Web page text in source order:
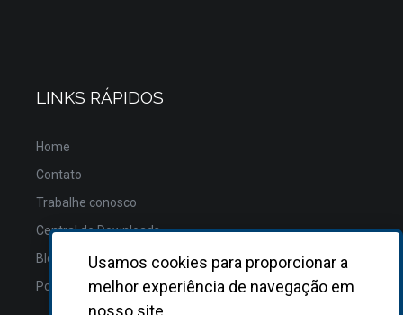
LINKS RÁPIDOS
Home
Contato
Trabalhe conosco
Central de Downloads
Blog
Política de Privacidade
Usamos cookies para proporcionar a
melhor experiência de navegação em
nosso site.